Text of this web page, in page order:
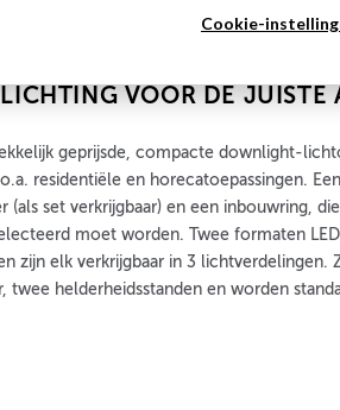
Cookie-
VOOR DE JUISTE
geprijsde, compacte downlight-
residentiële en horecatoepassingen.
set verkrijgbaar) en een inbouwring,
moet worden. Twee formaten
zijn elk verkrijgbaar in 3 lichtverdelingen.
twee helderheidsstanden en worden